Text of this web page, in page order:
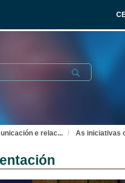
Submit
e relac... As iniciativas